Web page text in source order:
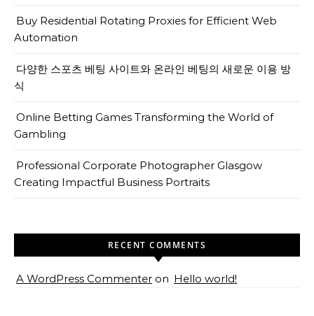
Buy Residential Rotating Proxies for Efficient Web
Automation
다양한 스포츠 베팅 사이트와 온라인 베팅의 새로운 이용 방
식
Online Betting Games Transforming the World of
Gambling
Professional Corporate Photographer Glasgow
Creating Impactful Business Portraits
RECENT COMMENTS
A WordPress Commenter on Hello world!